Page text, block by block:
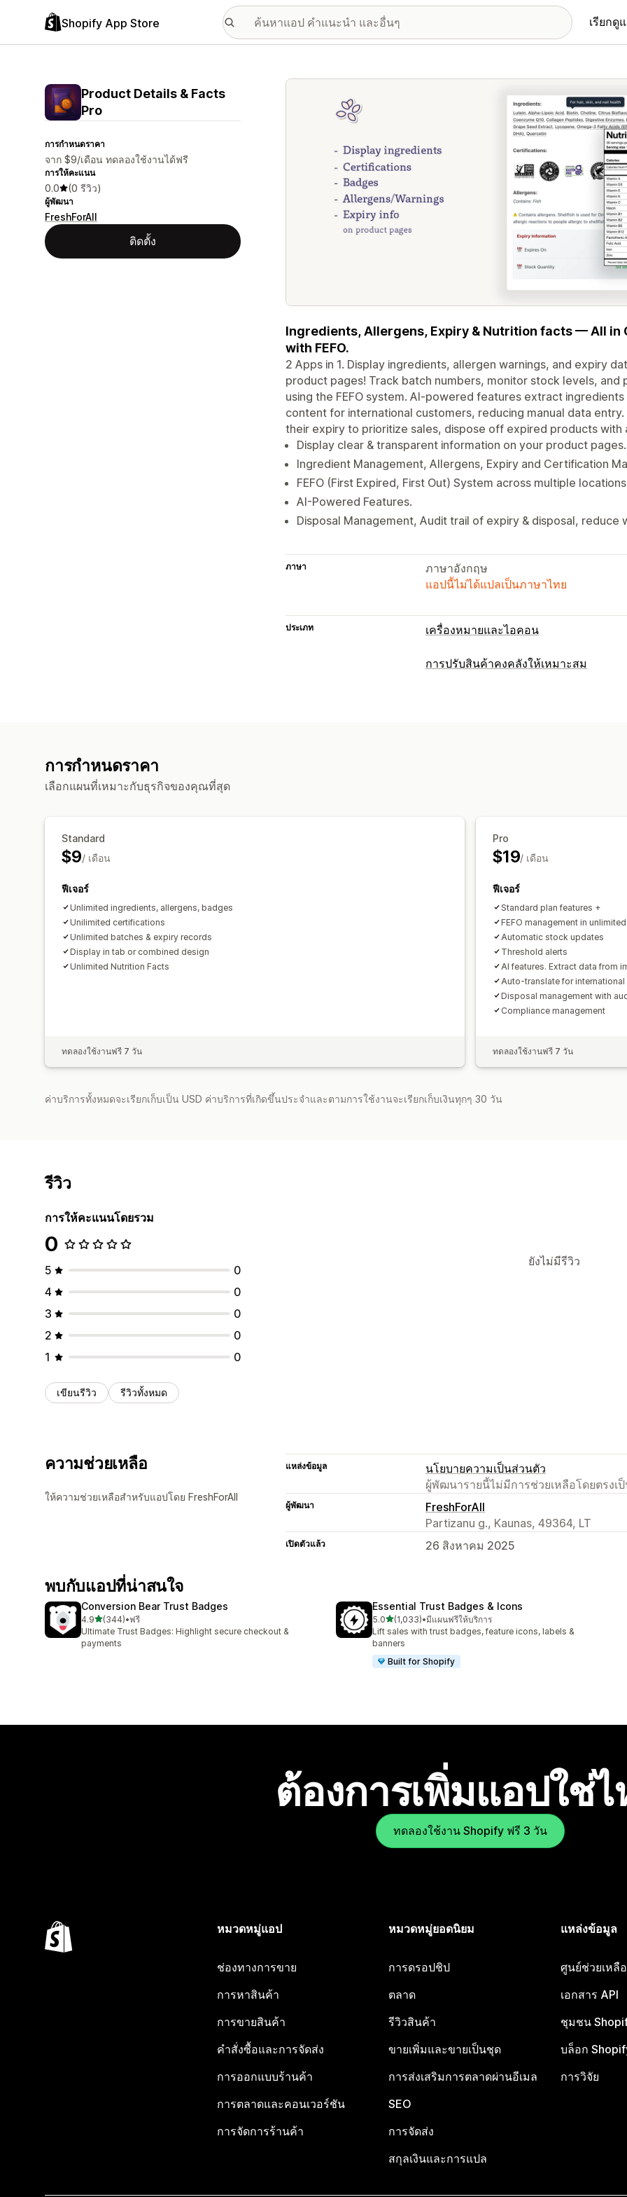
Shopify App Store เรียกดู
Product Details & Facts
Pro
การกำหนดราคา
จาก $9/เดือน ทดลองใช้งานได้ฟรี
การให้คะแนน
0.0 (0 รีวิว)
ผู้พัฒนา
FreshForAll
ติดตั้ง
แกลเลอรีรูปภาพที่แสดง
Ingredients, Allergens, Expiry & Nutrition facts — All in
with FEFO.
2 Apps in 1. Display ingredients, allergen warnings, and expiry
product pages! Track batch numbers, monitor stock levels, and
using the FEFO system. AI-powered features extract
content for international customers, reducing manual data
their expiry to prioritize sales, dispose off expired products with
Display clear & transparent information on your product pages.
Ingredient Management, Allergens, Expiry and Certification
FEFO (First Expired, First Out) System across multiple
AI-Powered Features.
Disposal Management, Audit trail of expiry & disposal, reduce
ภาษา
ภาษาอังกฤษ
แอปนี้ไม่ได้แปลเป็นภาษาไทย
ประเภท เครื่องหมายและไอคอน
ประเภทไอคอน
การปรับสินค้าคงคลังให้เหมาะสม
การกำหนดราคา
เลือกแผนที่เหมาะกับธุรกิจของคุณที่สุด
Standard
$9/ เดือน
ฟีเจอร์
Unlimited ingredients, allergens, badges
Unilimited certifications
Unlimited batches & expiry records
Display in tab or combined design
Unlimited Nutrition Facts
ทดลองใช้งานฟรี 7 วัน
Pro
$19/ เดือน
ฟีเจอร์
Standard plan features +
FEFO management in
Automatic stock updates
Threshold alerts
AI features. Extract data from
Auto-translate for international
Disposal management with
Compliance management
ทดลองใช้งานฟรี 7 วัน
ค่าบริการทั้งหมดจะเรียกเก็บเป็น USD ค่าบริการที่เกิดขึ้นประจำและตามการใช้งานจะเรียกเก็บเงินทุกๆ 30 วัน
รีวิว
การให้คะแนนโดยรวม
0
5
0
4
0
3
0
2
0
1
0
เขียนรีวิว รีวิวทั้งหมด
ยังไม่มีรีวิว
ความช่วยเหลือ
ให้ความช่วยเหลือสำหรับแอปโดย FreshForAll
แหล่งข้อมูล
นโยบายความเป็นส่วนตัว
ผู้พัฒนารายนี้ไม่มีการช่วยเหลือโดยตรงเ
ผู้พัฒนา
FreshForAll
Partizanu g., Kaunas, 49364, LT
เปิดตัวแล้ว 26 สิงหาคม 2025
พบกับแอปที่น่าสนใจ
Conversion Bear Trust Badges
4.9เต็ม 5 ดาว
(344)
ทั้งหมด 344 รีวิว
•ฟรี
Ultimate Trust Badges: Highlight secure checkout &
payments
Essential Trust Badges & Icons
5.0เต็ม 5 ดาว
(1,033)
ทั้งหมด 1033 รีวิว
•มีแผนฟรีให้บริการ
Lift sales with trust badges, feature icons, labels &
banners
Built for Shopify
ต้องการเพิ่มแอปใช่
ทดลองใช้งาน Shopify ฟรี 3 วัน
หมวดหมู่แอป
ช่องทางการขาย
การหาสินค้า
การขายสินค้า
คำสั่งซื้อและการจัดส่ง
การออกแบบร้านค้า
การตลาดและคอนเวอร์ชัน
การจัดการร้านค้า
หมวดหมู่ยอดนิยม
การดรอปชิป
ตลาด
รีวิวสินค้า
ขายเพิ่มและขายเป็นชุด
การส่งเสริมการตลาดผ่านอีเมล
SEO
การจัดส่ง
สกุลเงินและการแปล
แหล่งข้อมูล
ศูนย์ช่วยเหลื
เอกสาร API
ชุมชน
บล็อก
การวิจัย